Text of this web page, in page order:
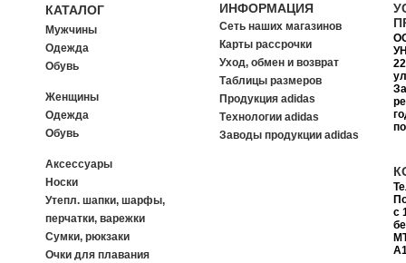
КАТАЛОГ
Мужчины
Одежда
Обувь
Женщины
Одежда
Обувь
Аксессуары
Носки
Утепл. шапки, шарфы,
перчатки, варежки
Сумки, рюкзаки
Очки для плавания
ИНФОРМАЦИЯ
Сеть наших магазинов
Карты рассрочки
Уход, обмен и возврат
Таблицы размеров
Продукция adidas
Tехнологии adidas
Заводы продукции adidas
с